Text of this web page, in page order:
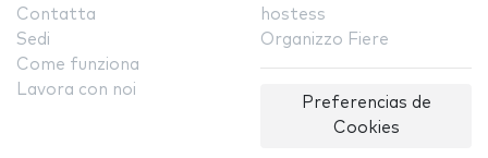
Contatta
Sedi
Come funziona
Lavora con noi
hostess
Organizzo Fiere
Preferencias de
Cookies